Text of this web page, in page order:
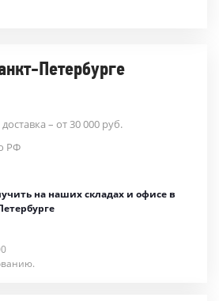
Петербурге
– от 30 000 руб.
РФ
на наших складах и офисе в